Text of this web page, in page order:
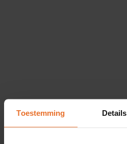
Toestemming Details